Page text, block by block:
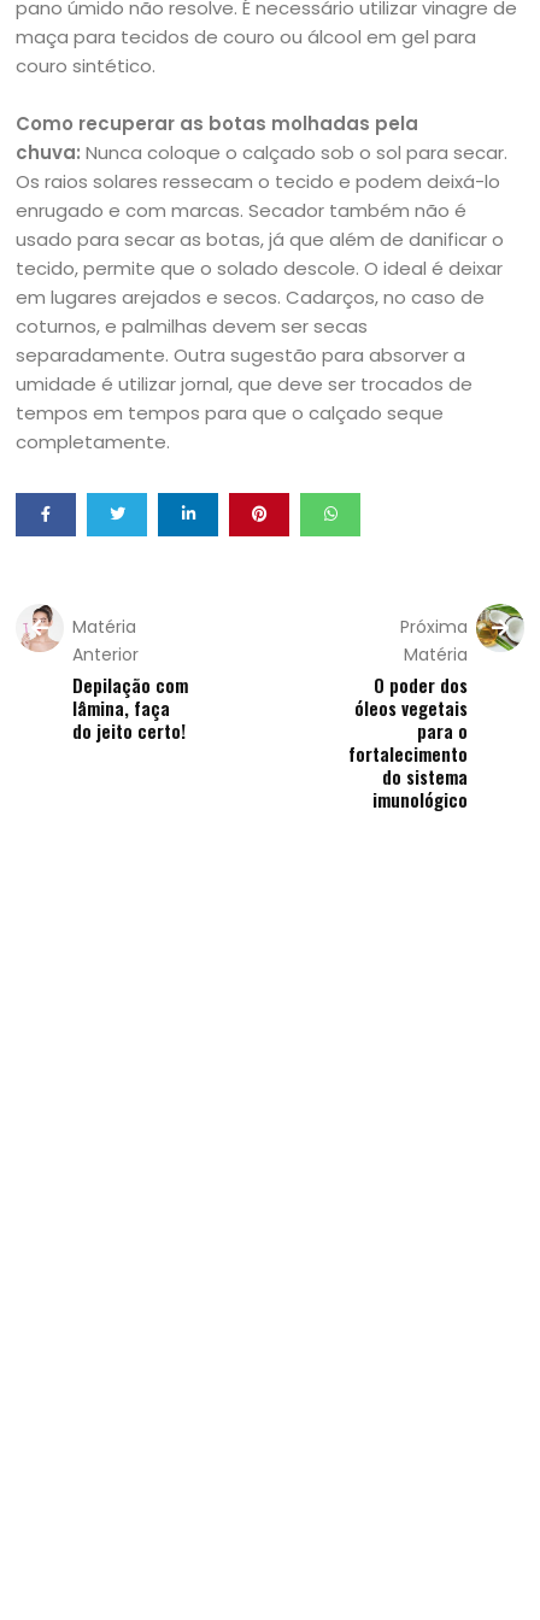
pano úmido não resolve. É necessário utilizar vinagre de
maça para tecidos de couro ou álcool em gel para
couro sintético.
Como recuperar as botas molhadas pela
chuva: Nunca coloque o calçado sob o sol para secar.
Os raios solares ressecam o tecido e podem deixá-lo
enrugado e com marcas. Secador também não é
usado para secar as botas, já que além de danificar o
tecido, permite que o solado descole. O ideal é deixar
em lugares arejados e secos. Cadarços, no caso de
coturnos, e palmilhas devem ser secas
separadamente. Outra sugestão para absorver a
umidade é utilizar jornal, que deve ser trocados de
tempos em tempos para que o calçado seque
completamente.
Matéria
Anterior
Depilação com
lâmina, faça
do jeito certo!
Próxima
Matéria
O poder dos
óleos vegetais
para o
fortalecimento
do sistema
imunológico